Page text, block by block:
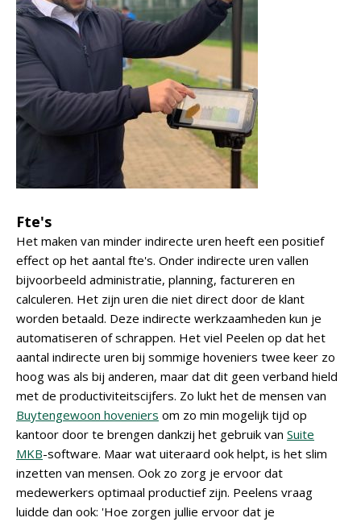
Fte's
Het maken van minder indirecte uren heeft een positief
effect op het aantal fte's. Onder indirecte uren vallen
bijvoorbeeld administratie, planning, factureren en
calculeren. Het zijn uren die niet direct door de klant
worden betaald. Deze indirecte werkzaamheden kun je
automatiseren of schrappen. Het viel Peelen op dat het
aantal indirecte uren bij sommige hoveniers twee keer zo
hoog was als bij anderen, maar dat dit geen verband hield
met de productiviteitscijfers. Zo lukt het de mensen van
Buytengewoon hoveniers om zo min mogelijk tijd op
kantoor door te brengen dankzij het gebruik van Suite
MKB-software. Maar wat uiteraard ook helpt, is het slim
inzetten van mensen. Ook zo zorg je ervoor dat
medewerkers optimaal productief zijn. Peelens vraag
luidde dan ook: 'Hoe zorgen jullie ervoor dat je